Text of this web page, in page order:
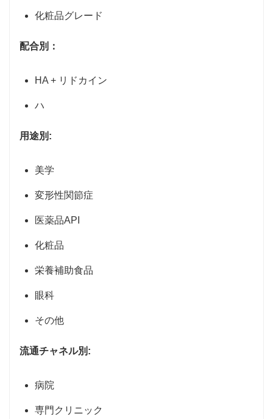
化粧品グレード
配合別：
HA + リドカイン
ハ
用途別:
美学
変形性関節症
医薬品API
化粧品
栄養補助食品
眼科
その他
流通チャネル別:
病院
専門クリニック